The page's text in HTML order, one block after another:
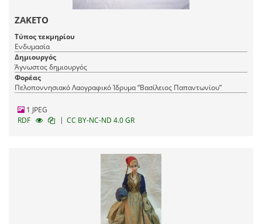
ΖΑΚΕΤΟ
Τύπος τεκμηρίου
Ενδυμασία
Δημιουργός
Άγνωστος δημιουργός
Φορέας
Πελοποννησιακό Λαογραφικό Ίδρυμα “Βασίλειος Παπαντωνίου”
1 JPEG
RDF
| CC BY-NC-ND 4.0 GR